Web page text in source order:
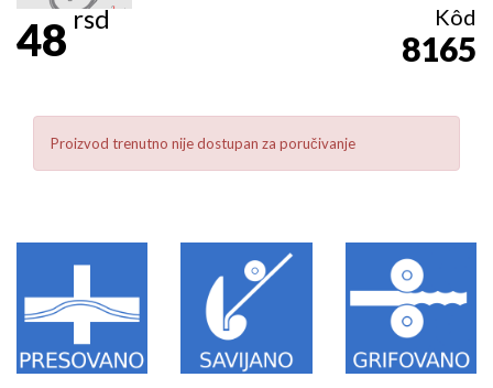
48rsd Kôd
8165
Proizvod trenutno nije dostupan za poručivanje